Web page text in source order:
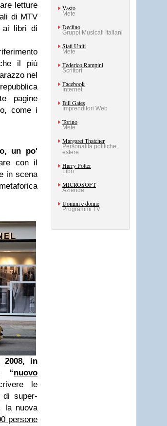
letture
di MTV
ai libri di
il più
nel
pagine
come i
un po'
con il
in scena
2008, in
“nuovo
le
di super-
la nuova
persone
Vasto
Mete
Declino
Gruppi Musicali Italiani
Stati Uniti
Mete
Federico Rampini
Scrittori
Facebook
Internet
Bill Gates
Imprenditori Web
Torino
Mete
Margaret Thatcher
Personalità politiche
estere
Harry Potter
Libri
MICROSOFT
Aziende
Uomini e donne
Programmi TV